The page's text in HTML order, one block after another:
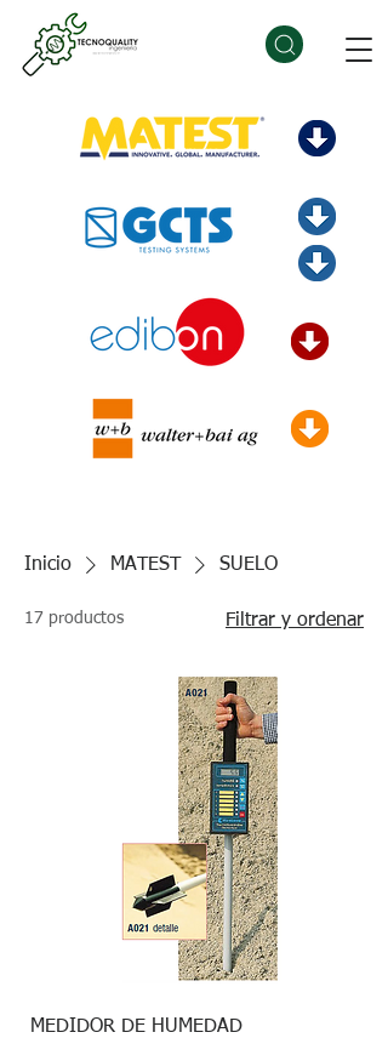
Inicio MATEST SUELO
17 productos Filtrar y ordenar
MEDIDOR DE HUMEDAD